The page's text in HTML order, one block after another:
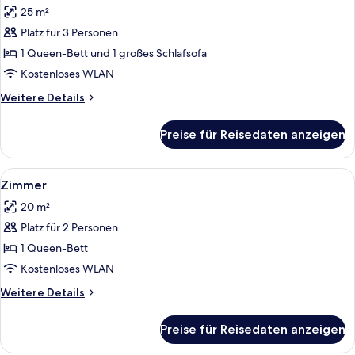
für
Zimmer
anzeigen
25 m²
Platz für 3 Personen
1 Queen-Bett und 1 großes Schlafsofa
Kostenloses WLAN
Weitere Details
Weitere
Preise für Reisedaten anzeigen
Alle
Fotos
für
Zimmer
anzeigen
Ein Schlafzimmer mit einem Bett,
4
Zimmer
20 m²
Platz für 2 Personen
1 Queen-Bett
Kostenloses WLAN
Weitere Details
Weitere
Preise für Reisedaten anzeigen